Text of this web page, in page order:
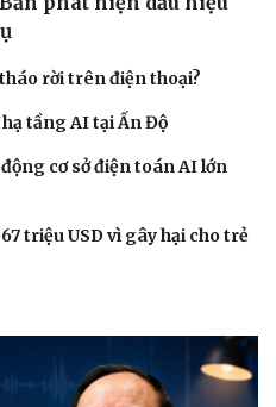
rời trên điện thoại?
tầng AI tại Ấn Độ
cơ sở điện toán AI lớn
triệu USD vì gây hại cho trẻ